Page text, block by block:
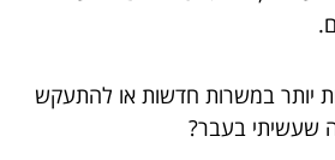
יותר במשרות חדשות או להתעקש
שעשיתי בעבר?